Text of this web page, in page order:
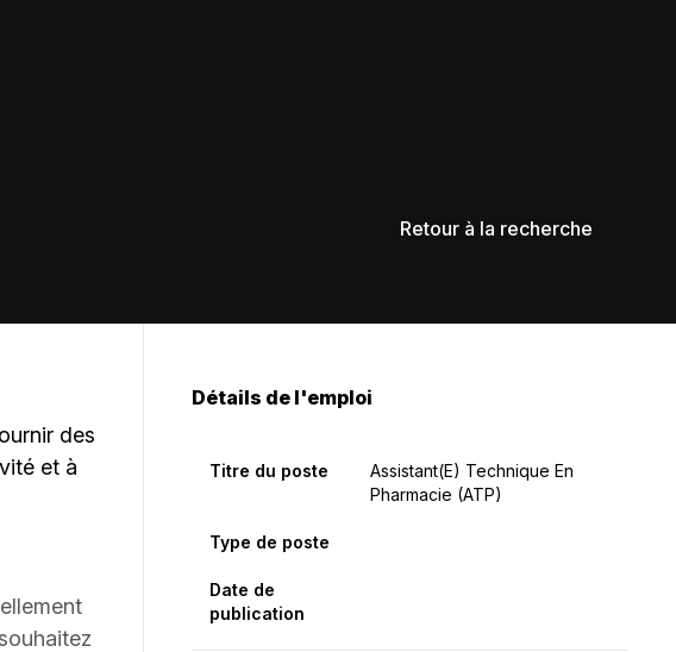
Retour à la recherche
des
et à
Détails de l'emploi
Titre du poste
Assistant(e) Technique En
Pharmacie (ATP)
Type de poste
Date de
publication